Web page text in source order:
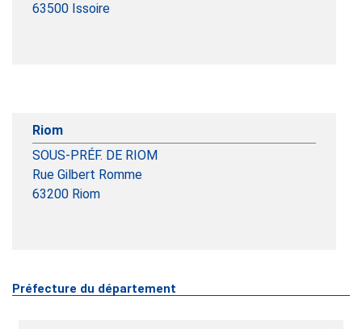
63500 Issoire
Riom
SOUS-PRÉF. DE RIOM
Rue Gilbert Romme
63200 Riom
Préfecture du département